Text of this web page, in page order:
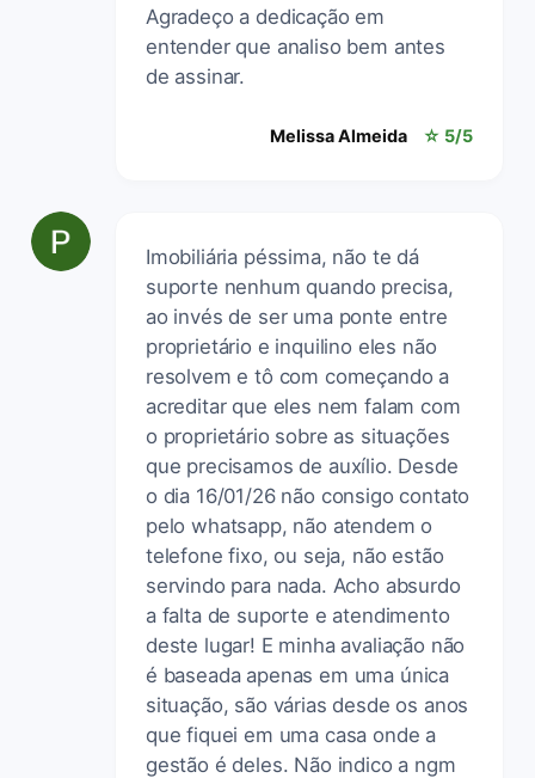
Agradeço a dedicação em
entender que analiso bem antes
de assinar.
Melissa Almeida ☆ 5/5
Imobiliária péssima, não te dá
suporte nenhum quando precisa,
ao invés de ser uma ponte entre
proprietário e inquilino eles não
resolvem e tô com começando a
acreditar que eles nem falam com
o proprietário sobre as situações
que precisamos de auxílio. Desde
o dia 16/01/26 não consigo contato
pelo whatsapp, não atendem o
telefone fixo, ou seja, não estão
servindo para nada. Acho absurdo
a falta de suporte e atendimento
deste lugar! E minha avaliação não
é baseada apenas em uma única
situação, são várias desde os anos
que fiquei em uma casa onde a
gestão é deles. Não indico a ngm